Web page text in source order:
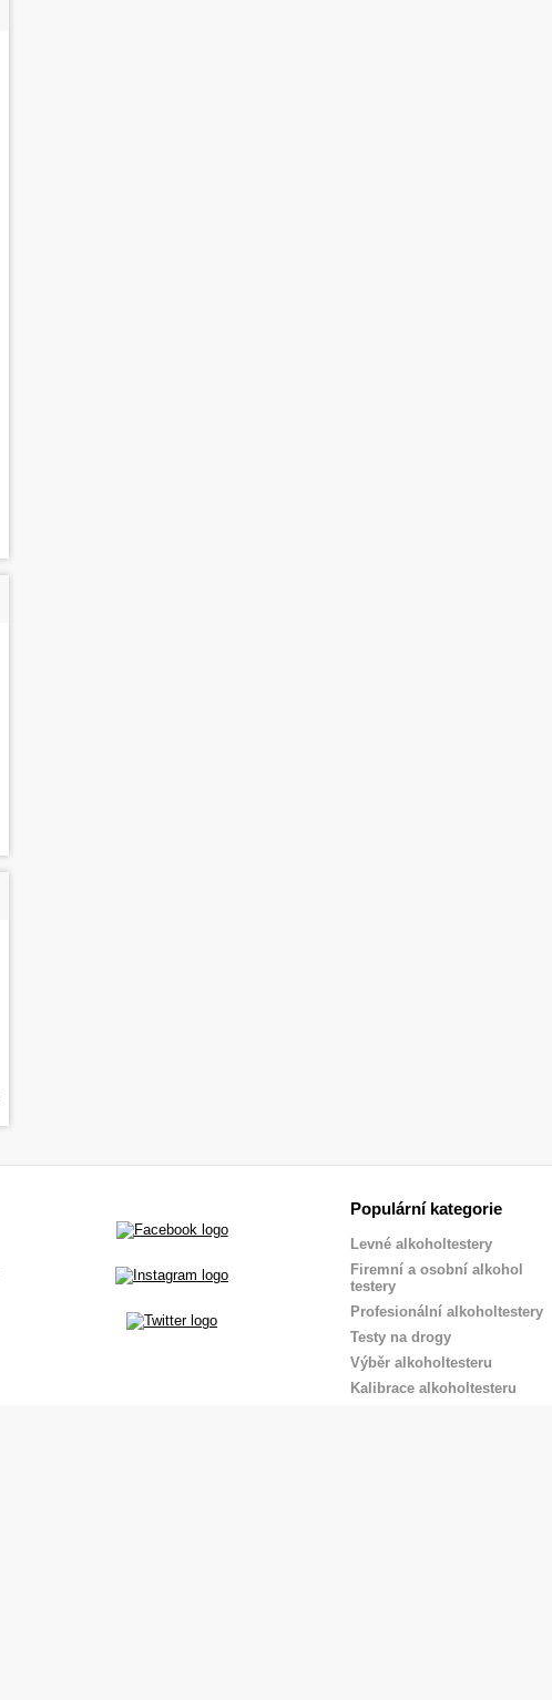
Populární kategorie
Levné alkoholtestery
Firemní a osobní alkohol
testery
Profesionální alkoholtestery
Testy na drogy
Výběr alkoholtesteru
Kalibrace alkoholtesteru